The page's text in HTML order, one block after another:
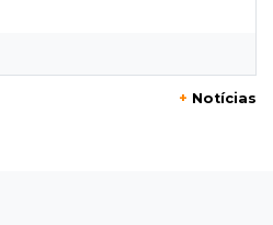
nas leis tributárias
+ Notícias